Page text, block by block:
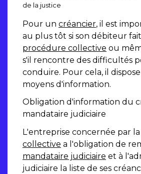
de la justice
Pour un créancier, il est
au plus tôt si son débiteur
procédure collective ou
s'il rencontre des difficultés
conduire. Pour cela, il
moyens d'information.
Obligation d'information du
mandataire judiciaire
L'entreprise concernée par la
collective a l'obligation de
mandataire judiciaire et à
judiciaire la liste de ses